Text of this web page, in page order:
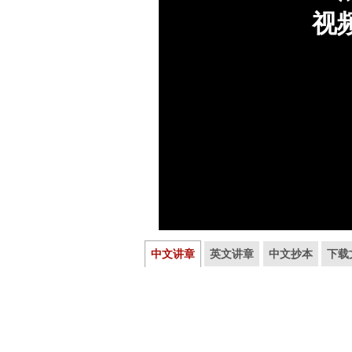
中文讲章 英文讲章 中文抄本 下载